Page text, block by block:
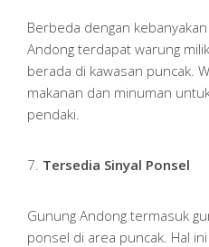
Berbeda dengan
Andong terdapat warung
berada di kawasan puncak.
makanan dan minuman
pendaki.
7. Tersedia Sinyal Ponsel
Gunung Andong termasuk
ponsel di area puncak. Hal